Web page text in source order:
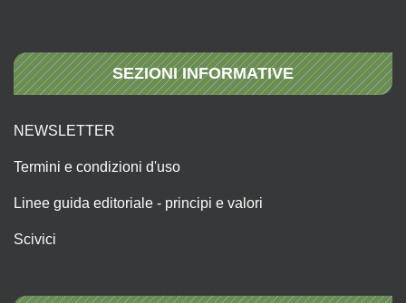
SEZIONI INFORMATIVE
NEWSLETTER
Termini e condizioni d'uso
Linee guida editoriale - principi e valori
Scivici